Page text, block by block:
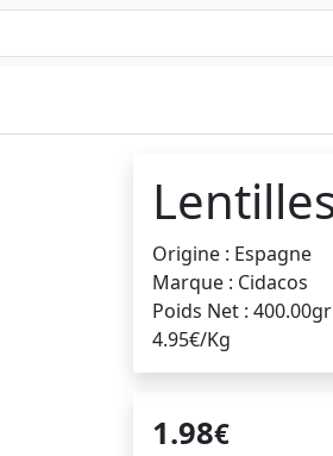
Origine : Espagne
Marque : Cidacos
Poids Net : 400.00gr
4.95€/Kg
1.98€